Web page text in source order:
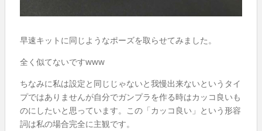
早速キットに同じようなポーズを取らせてみました。
全く似てないですwww
ちなみに私は設定と同じじゃないと我慢出来ないというタイ
プではありませんが自分でガンプラを作る時はカッコ良いも
のにしたいと思っています。この「カッコ良い」という形容
詞は私の場合完全に主観です。